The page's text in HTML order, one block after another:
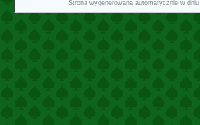
Strona wygenerowana automatycznie w dniu